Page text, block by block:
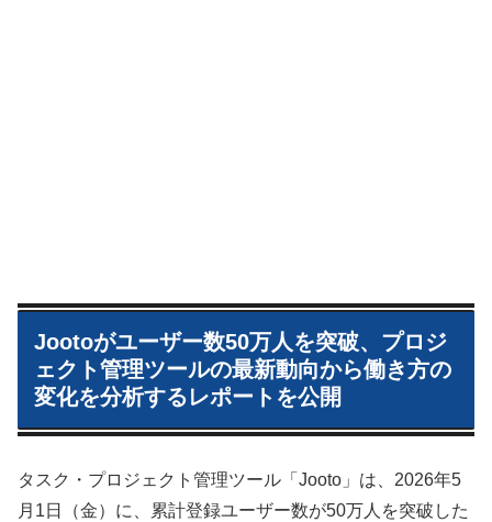
Jootoがユーザー数50万人を突破、プロジ
ェクト管理ツールの最新動向から働き方の
変化を分析するレポートを公開
タスク・プロジェクト管理ツール「Jooto」は、2026年5
月1日（金）に、累計登録ユーザー数が50万人を突破した